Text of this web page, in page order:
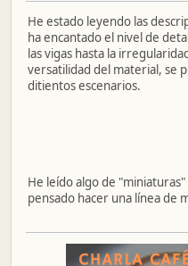
He estado leyendo las
ha encantado el nivel de
las vigas hasta la
versatilidad del material, se
ditientos escenarios.
He leído algo de
pensado hacer una línea de